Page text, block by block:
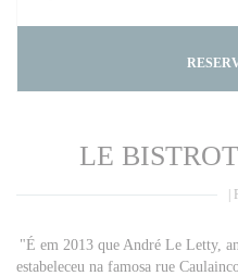
LE
"É em 2013 que André Le Letty,
estabeleceu na famosa rue